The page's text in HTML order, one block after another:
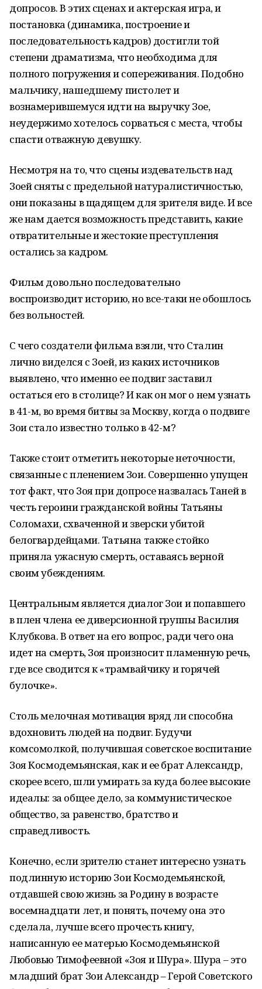
допросов. В этих сценах и актерская игра, и
постановка (динамика, построение и
последовательность кадров) достигли той
степени драматизма, что необходима для
полного погружения и сопереживания. Подобно
мальчику, нашедшему пистолет и
вознамерившемуся идти на выручку Зое,
неудержимо хотелось сорваться с места, чтобы
спасти отважную девушку.
Несмотря на то, что сцены издевательств над
Зоей сняты с предельной натуралистичностью,
они показаны в щадящем для зрителя виде. И все
же нам дается возможность представить, какие
отвратительные и жестокие преступления
остались за кадром.
Фильм довольно последовательно
воспроизводит историю, но все-таки не обошлось
без вольностей.
С чего создатели фильма взяли, что Сталин
лично виделся с Зоей, из каких источников
выявлено, что именно ее подвиг заставил
остаться его в столице? И как он мог о нем узнать
в 41-м, во время битвы за Москву, когда о подвиге
Зои стало известно только в 42-м?
Также стоит отметить некоторые неточности,
связанные с пленением Зои. Совершенно упущен
тот факт, что Зоя при допросе назвалась Таней в
честь героини гражданской войны Татьяны
Соломахи, схваченной и зверски убитой
белогвардейцами. Татьяна также стойко
приняла ужасную смерть, оставаясь верной
своим убеждениям.
Центральным является диалог Зои и попавшего
в плен члена ее диверсионной группы Василия
Клубкова. В ответ на его вопрос, ради чего она
идет на смерть, Зоя произносит пламенную речь,
где все сводится к «трамвайчику и горячей
булочке».
Столь мелочная мотивация вряд ли способна
вдохновить людей на подвиг. Будучи
комсомолкой, получившая советское воспитание
Зоя Космодемьянская, как и ее брат Александр,
скорее всего, шли умирать за куда более высокие
идеалы: за общее дело, за коммунистическое
общество, за равенство, братство и
справедливость.
Конечно, если зрителю станет интересно узнать
подлинную историю Зои Космодемьянской,
отдавшей свою жизнь за Родину в возрасте
восемнадцати лет, и понять, почему она это
сделала, лучше всего прочесть книгу,
написанную ее матерью Космодемьянской
Любовью Тимофеевной «Зоя и Шура». Шура – это
младший брат Зои Александр – Герой Советского